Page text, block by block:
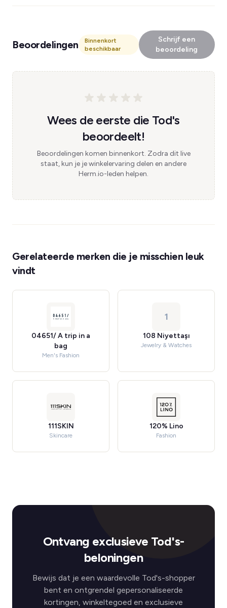
Beoordelingen
Binnenkort
beschikbaar
Schrijf een
beoordeling
Wees de eerste die Tod's
beoordeelt!
Beoordelingen komen binnenkort. Zodra dit live
staat, kun je je winkelervaring delen en andere
Herm.io-leden helpen.
Gerelateerde merken die je misschien leuk
vindt
04651/ A trip in a
bag
Men's Fashion
1
108 Niyettaşı
Jewelry & Watches
111SKIN
Skincare
120% Lino
Fashion
Ontvang exclusieve Tod's-
beloningen
Bewijs dat je een waardevolle Tod's-shopper
bent en ontgrendel gepersonaliseerde
kortingen, winkeltegoed en exclusieve